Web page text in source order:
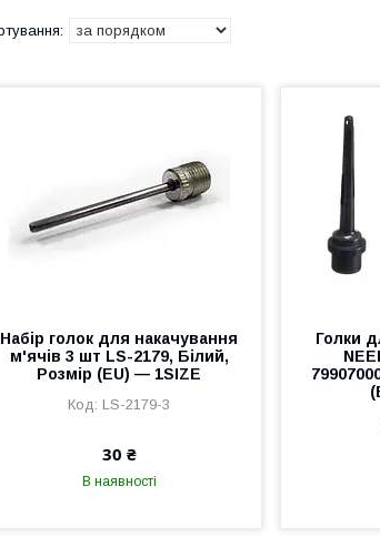
Набір голок для накачування
м'ячів 3 шт LS-2179, Білий,
Розмір (EU) — 1SIZE
LS-2179-3
30 ₴
В наявності
Голки